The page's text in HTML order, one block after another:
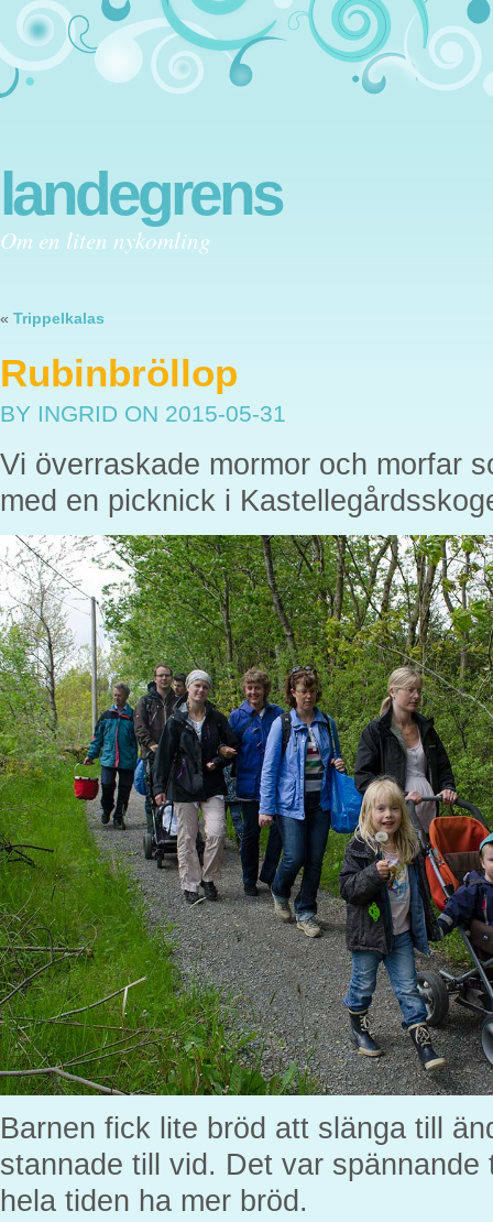
landegrens
Om en liten nykomling
« Trippelkalas
Rubinbröllop
BY INGRID ON 2015-05-31
Vi överraskade mormor och morfar
med en picknick i
Barnen fick lite bröd att slänga till
stannade till vid. Det var
hela tiden ha mer bröd.